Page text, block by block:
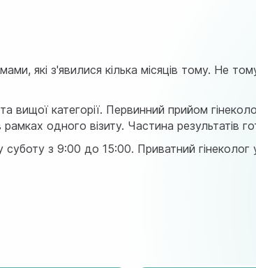
які з'явилися кілька місяців тому.
вищої категорії. Первинний прийом
одного візиту. Частина результатів
з 9:00 до 15:00. Приватний гінеколог